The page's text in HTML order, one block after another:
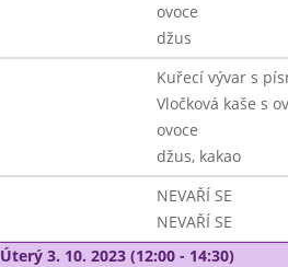
ovoce
džus
Kuřecí vývar s
Vločková kaše s
ovoce
džus, kakao
NEVAŘÍ SE
NEVAŘÍ SE
Úterý 3. 10. 2023 (12:00 - 14:30)